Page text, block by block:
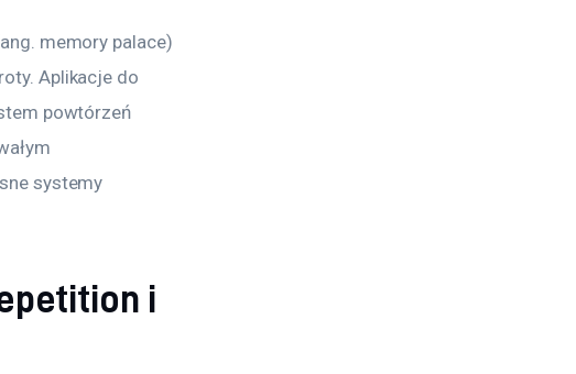
memory palace)
Aplikacje do
powtórzeń
systemy
i